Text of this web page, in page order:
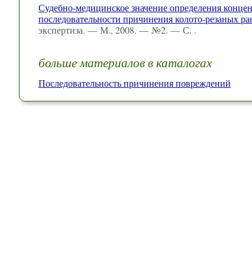
Судебно-медицинское значение определения
последовательности причинения колото-резаных
экспертиза. — М., 2008. — №2. — С. .
больше материалов в каталогах
Последовательность причинения повреждений